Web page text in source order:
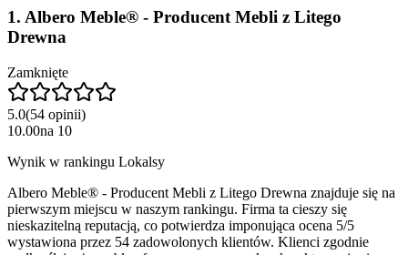
1. Albero Meble® - Producent Mebli z Litego
Drewna
Zamknięte
5.0(54 opinii)
10.00na 10
Wynik w rankingu Lokalsy
Albero Meble® - Producent Mebli z Litego Drewna znajduje się na
pierwszym miejscu w naszym rankingu. Firma ta cieszy się
nieskazitelną reputacją, co potwierdza imponująca ocena 5/5
wystawiona przez 54 zadowolonych klientów. Klienci zgodnie